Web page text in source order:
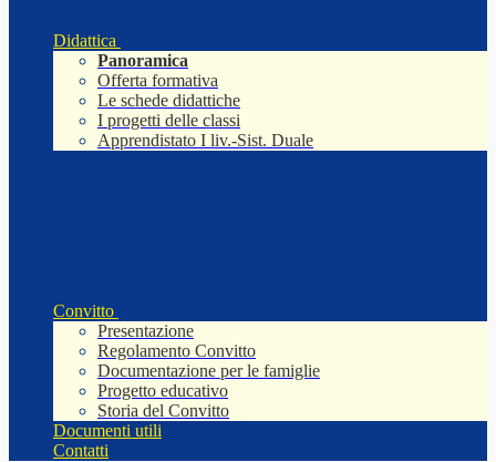
Didattica
Panoramica
Offerta formativa
Le schede didattiche
I progetti delle classi
Apprendistato I liv.-Sist. Duale
Convitto
Presentazione
Regolamento Convitto
Documentazione per le famiglie
Progetto educativo
Storia del Convitto
Documenti utili
Contatti